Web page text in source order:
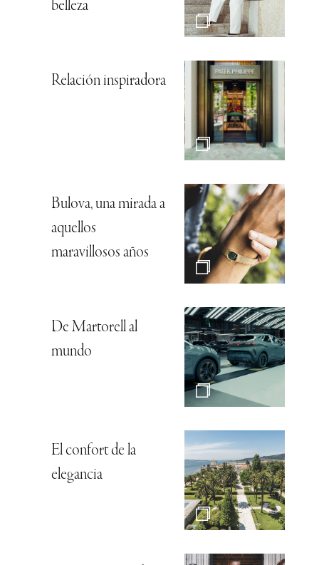
belleza
Relación inspiradora
Bulova, una mirada a
aquellos
maravillosos años
De Martorell al
mundo
El confort de la
elegancia